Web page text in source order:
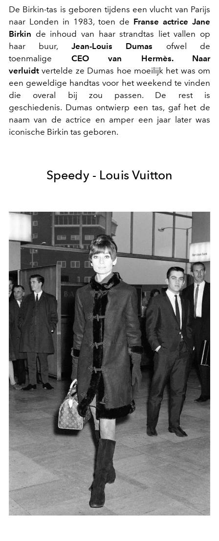
De Birkin-tas is geboren tijdens een vlucht van Parijs
naar Londen in 1983, toen de Franse actrice Jane
Birkin de inhoud van haar strandtas liet vallen op
haar buur, Jean-Louis Dumas ofwel de
toenmalige CEO van Hermès. Naar
verluidtvertelde ze Dumas hoe moeilijk het was om
een geweldige handtas voor het weekend te vinden
die overal bij zou passen. De rest is
geschiedenis. Dumas ontwierp een tas, gaf het de
naam van de actrice en amper een jaar later was
iconische Birkin tas geboren.
Speedy - Louis Vuitton